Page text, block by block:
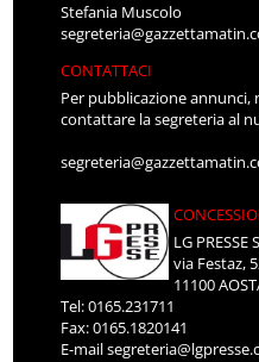
Stefania Muscolo
CONTATTACI
Per pubblicazione
contattare la segreteria al
LG PRESSE
via Festaz,
11100
Tel: 0165.231711
Fax: 0165.1820141
E-mail